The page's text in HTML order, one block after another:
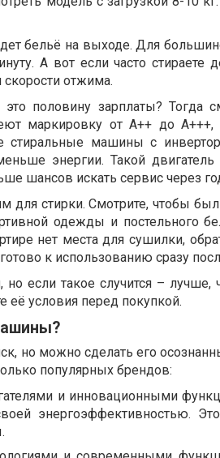
бельё на выходе. Для
А вот если часто стираете
отжима.
половину зарплаты? Тогда
маркировку от А++ до А+++,
стиральные машины с
энергии. Такой двигатель
шансов искать сервис через
для стирки. Смотрите, чтобы
одежды и постельного
нет места для сушилки,
к использованию сразу
но если такое случится –
её условия перед покупкой.
но можно сделать его
популярных брендов:
и инновационными
энергоэффективностью.